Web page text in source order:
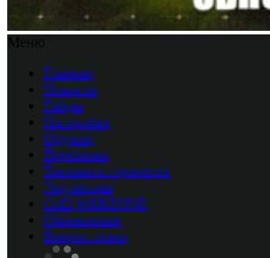
Меню
Главная
Новости
Гайды
Настройка
Оружие
Проблемы
Тактика и стратегия
Эмуляторы
CоD WARZONE
Обновления
Вопрос-ответ